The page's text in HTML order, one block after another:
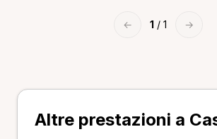
← 1 / 1 →
Altre prestazioni a